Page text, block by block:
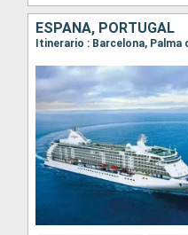
ESPAÑA, PORTUGAL